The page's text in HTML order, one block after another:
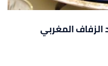
المغربي